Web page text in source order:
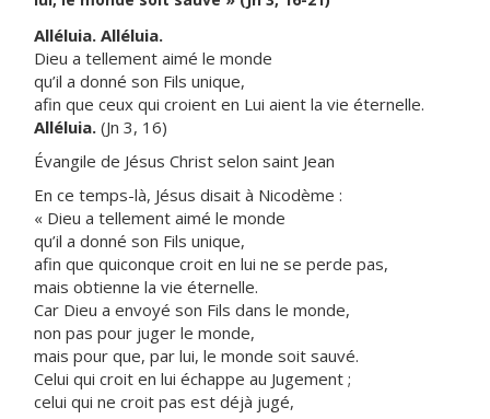
Alléluia. Alléluia.
Dieu a tellement aimé le monde
qu’il a donné son Fils unique,
afin que ceux qui croient en Lui aient la vie éternelle.
Alléluia. (Jn 3, 16)
Évangile de Jésus Christ selon saint Jean
En ce temps-là, Jésus disait à Nicodème :
« Dieu a tellement aimé le monde
qu’il a donné son Fils unique,
afin que quiconque croit en lui ne se perde pas,
mais obtienne la vie éternelle.
Car Dieu a envoyé son Fils dans le monde,
non pas pour juger le monde,
mais pour que, par lui, le monde soit sauvé.
Celui qui croit en lui échappe au Jugement ;
celui qui ne croit pas est déjà jugé,